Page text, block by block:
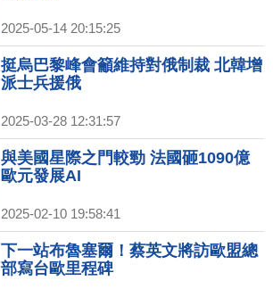
2025-05-14 20:15:25
挺烏巴黎峰會籲維持對俄制裁 北韓增
派士兵援俄
2025-03-28 12:31:57
與美國星際之門較勁 法國砸1090億
歐元發展AI
2025-02-10 19:58:41
下一站布魯塞爾！蔡英文將訪歐盟總
部寫台歐里程碑